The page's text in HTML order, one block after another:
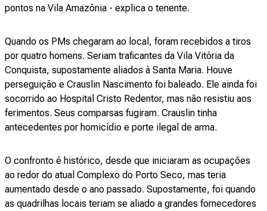
pontos na Vila Amazônia - explica o tenente.
Quando os PMs chegaram ao local, foram recebidos a tiros
por quatro homens. Seriam traficantes da Vila Vitória da
Conquista, supostamente aliados à Santa Maria. Houve
perseguição e Crauslin Nascimento foi baleado. Ele ainda foi
socorrido ao Hospital Cristo Redentor, mas não resistiu aos
ferimentos. Seus comparsas fugiram. Crauslin tinha
antecedentes por homicídio e porte ilegal de arma.
O confronto é histórico, desde que iniciaram as ocupações
ao redor do atual Complexo do Porto Seco, mas teria
aumentado desde o ano passado. Supostamente, foi quando
as quadrilhas locais teriam se aliado a grandes fornecedores